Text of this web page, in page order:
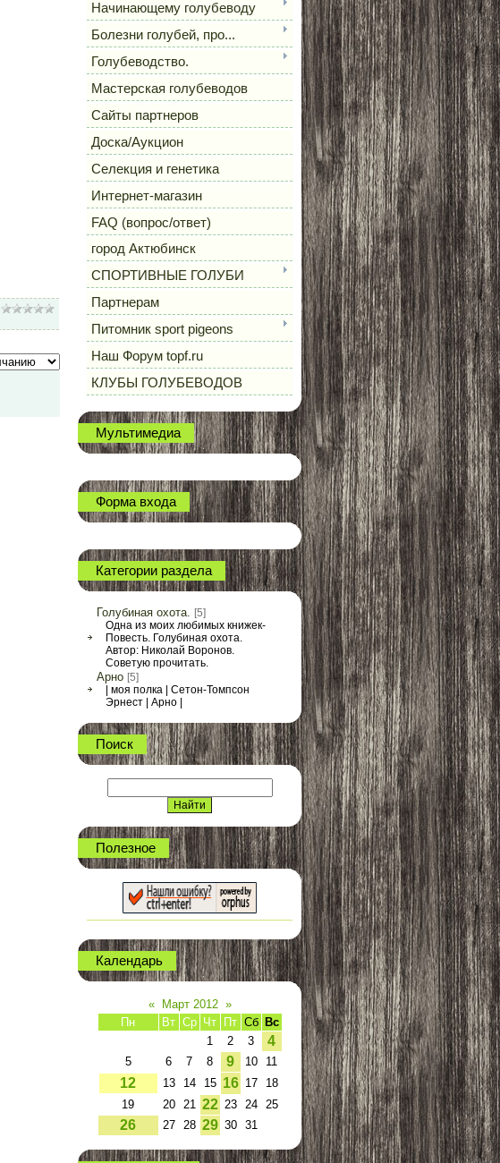
Начинающему голубеводу
Болезни голубей, про...
Голубеводство.
Мастерская голубеводов
Сайты партнеров
Доска/Аукцион
Селекция и генетика
Интернет-магазин
FAQ (вопрос/ответ)
город Актюбинск
СПОРТИВНЫЕ ГОЛУБИ
Партнерам
Питомник sport pigeons
Наш Форум topf.ru
КЛУБЫ ГОЛУБЕВОДОВ
Мультимедиа
Форма входа
Категории раздела
Голубиная охота.
[5]
Одна из моих любимых книжек-
Повесть. Голубиная охота.
Автор: Николай Воронов.
Советую прочитать.
Арно [5]
| моя полка | Сетон-Томпсон
Эрнест | Арно |
Поиск
Полезное
Календарь
« Март 2012 »
Пн
Вт Ср Чт Пт Сб
Вс
1
2 3 4
5 6 7 8 9 10 11
12 13 14 15 16 17
18
19
20 21 22 23 24 25
26 27 28 29 30 31